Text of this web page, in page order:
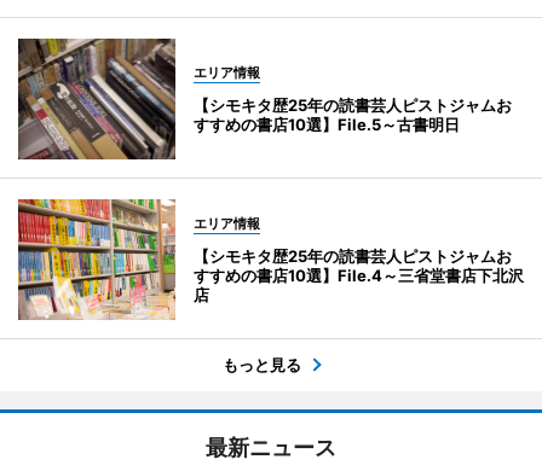
エリア情報
【シモキタ歴25年の読書芸人ピストジャムお
すすめの書店10選】File.5～古書明日
エリア情報
【シモキタ歴25年の読書芸人ピストジャムお
すすめの書店10選】File.4～三省堂書店下北沢
店
もっと見る
最新ニュース